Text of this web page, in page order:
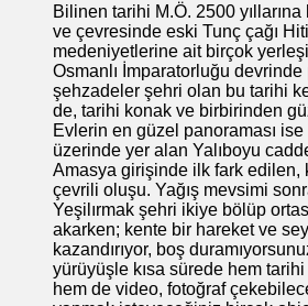
Bilinen tarihi M.Ö. 2500
ve çevresinde eski Tunç çağı
medeniyetlerine ait birçok
Osmanlı İmparatorluğu
şehzadeler şehri olan bu tarihi
de, tarihi konak ve birbirinden
Evlerin en güzel panoraması ise
üzerinde yer alan Yalıboyu
Amasya girişinde ilk fark edilen,
çevrili oluşu. Yağış mevsimi
Yeşilırmak şehri ikiye bölüp
akarken; kente bir hareket ve
kazandırıyor, boş
yürüyüşle kısa sürede hem
hem de video, fotoğraf